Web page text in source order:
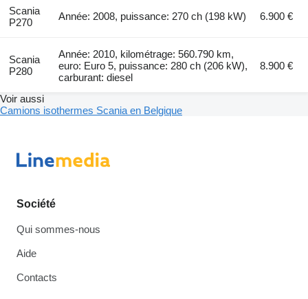
Scania
P270
Année: 2008, puissance: 270 ch (198 kW) 6.900 €
Scania
P280
Année: 2010, kilométrage: 560.790 km,
euro: Euro 5, puissance: 280 ch (206 kW),
carburant: diesel
8.900 €
Voir aussi
Camions isothermes Scania en Belgique
Société
Qui sommes-nous
Aide
Contacts